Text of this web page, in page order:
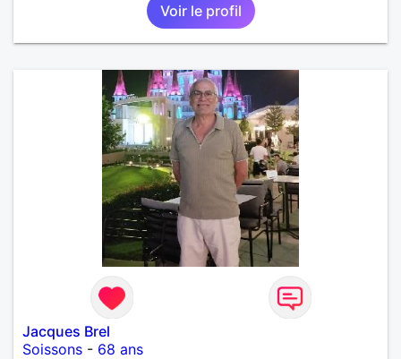
Voir le profil
Jacques Brel
Soissons - 68 ans